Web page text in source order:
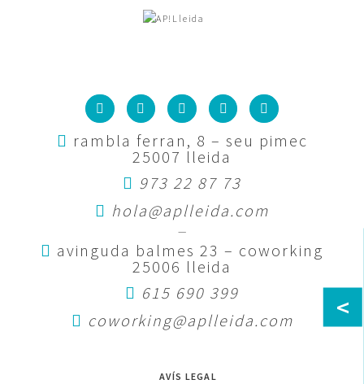
rambla ferran, 8 – seu pimec
25007 lleida
973 22 87 73
hola@aplleida.com
—
avinguda balmes 23 – coworking
25006 lleida
615 690 399
coworking@aplleida.com
AVÍS LEGAL
<